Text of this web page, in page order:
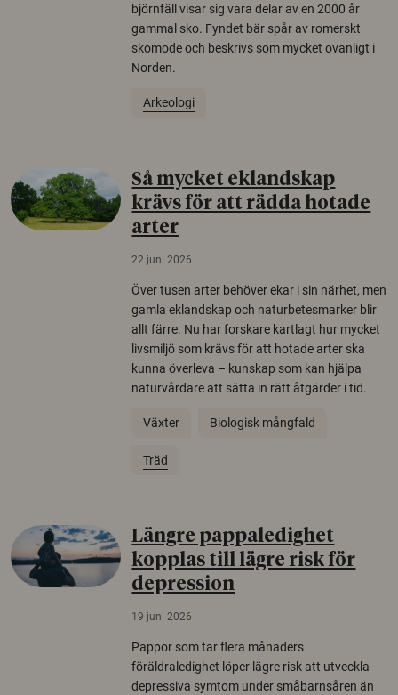
björnfäll visar sig vara delar av en 2000 år
gammal sko. Fyndet bär spår av romerskt
skomode och beskrivs som mycket ovanligt i
Norden.
Arkeologi
Så mycket eklandskap
krävs för att rädda hotade
arter
22 juni 2026
Över tusen arter behöver ekar i sin närhet, men
gamla eklandskap och naturbetesmarker blir
allt färre. Nu har forskare kartlagt hur mycket
livsmiljö som krävs för att hotade arter ska
kunna överleva – kunskap som kan hjälpa
naturvårdare att sätta in rätt åtgärder i tid.
Växter Biologisk mångfald
Träd
Längre pappaledighet
kopplas till lägre risk för
depression
19 juni 2026
Pappor som tar flera månaders
föräldraledighet löper lägre risk att utveckla
depressiva symtom under småbarnsåren än